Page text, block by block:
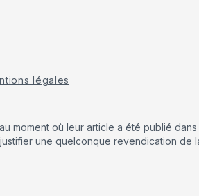
légales
moment où leur article a été publié dans
une quelconque revendication de